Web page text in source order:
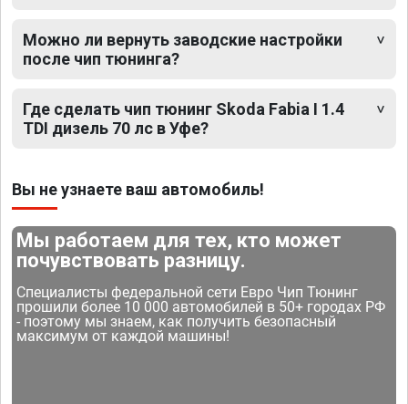
Можно ли вернуть заводские настройки
после чип тюнинга?
Где сделать чип тюнинг Skoda Fabia I 1.4
TDI дизель 70 лс в Уфе?
Вы не узнаете ваш автомобиль!
Мы работаем для тех, кто может
почувствовать разницу.
Специалисты федеральной сети Евро Чип Тюнинг
прошили более 10 000 автомобилей в 50+ городах РФ
- поэтому мы знаем, как получить безопасный
максимум от каждой машины!